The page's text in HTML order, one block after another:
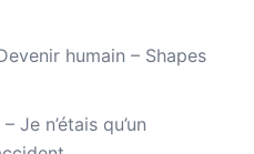
humain – Shapes
Je n’étais qu’un